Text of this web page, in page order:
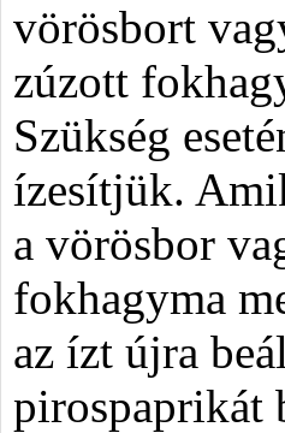
vörösbort
zúzott
Szükség
ízesítjük.
a vörösbor
fokhagyma
az ízt újra
pirospaprikát